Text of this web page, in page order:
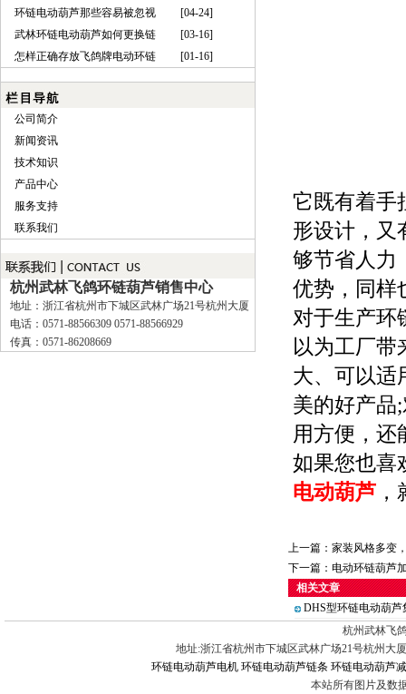
环链电动葫芦那些容易被忽视
[04-24]
武林环链电动葫芦如何更换链
[03-16]
怎样正确存放飞鸽牌电动环链
[01-16]
公司简介
新闻资讯
技术知识
产品中心
服务支持
联系我们
杭州武林飞鸽环链葫芦销售中心
地址：浙江省杭州市下城区武林广场21号杭州大厦
电话：0571-88566309 0571-88566929
传真：0571-86208669
它既有着手
形设计，又
够节省人力
优势，同样
对于生产环
以为工厂带
大、可以适
美的好产品
用方便，还
如果您也喜
电动葫芦
上一篇： 家装风格多变
下一篇： 电动环链葫芦
相关文章
DHS型环链电动葫
杭州武林飞
地址:浙江省杭州市下城区武林广场21号杭州大厦
环链电动葫芦电机 环链电动葫芦链条 环链电动葫芦
本站所有图片及数